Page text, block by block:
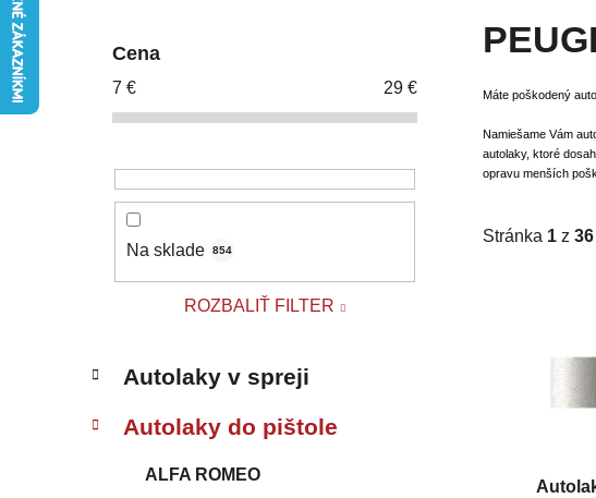
Cena
7 € 29 €
Na sklade 854
ROZBALIŤ FILTER
kategórie
a
e
Autolaky v spreji
Autolaky do pištole
ALFA ROMEO
Máte poškodený
Namiešame Vám
autolaky, ktoré
opravu menších
Stránka 1 z 36